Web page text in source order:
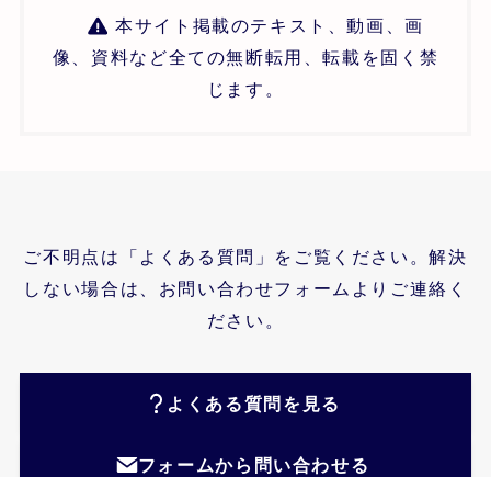
本サイト掲載のテキスト、動画、画
像、資料など全ての無断転用、転載を固く禁
じます。
ご不明点は「よくある質問」をご覧ください。解決
しない場合は、お問い合わせフォームよりご連絡く
ださい。
よくある質問を見る
フォームから問い合わせる